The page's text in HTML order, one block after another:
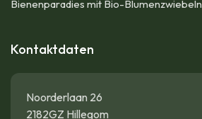
Bienenparadies mit Bio-Blumenzwiebeln
Kontaktdaten
Noorderlaan 26
2182GZ Hillegom